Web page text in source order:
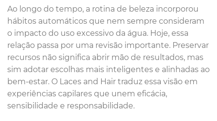
Ao longo do tempo, a rotina de beleza incorporou
hábitos automáticos que nem sempre consideram
o impacto do uso excessivo da água. Hoje, essa
relação passa por uma revisão importante. Preservar
recursos não significa abrir mão de resultados, mas
sim adotar escolhas mais inteligentes e alinhadas ao
bem-estar. O Laces and Hair traduz essa visão em
experiências capilares que unem eficácia,
sensibilidade e responsabilidade.